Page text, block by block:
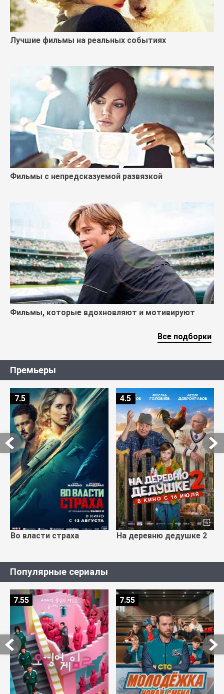
Лучшие фильмы на реальных событиях
Фильмы с непредсказуемой развязкой
Фильмы, которые вдохновляют и мотивируют
Все подборки
Премьеры
Во власти страха
7.5
На деревню дедушке 2
4.5
Популярные сериалы
7.55 7.55